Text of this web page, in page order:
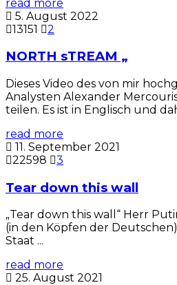
read more
5. August 2022
13151
2
NORTH sTREAM „
Dieses Video des von mir
Analysten Alexander
teilen. Es ist in Englisch und
read more
11. September 2021
22598
3
Tear down this wall
„Tear down this wall“ Herr
(in den Köpfen der
Staat ...
read more
25. August 2021